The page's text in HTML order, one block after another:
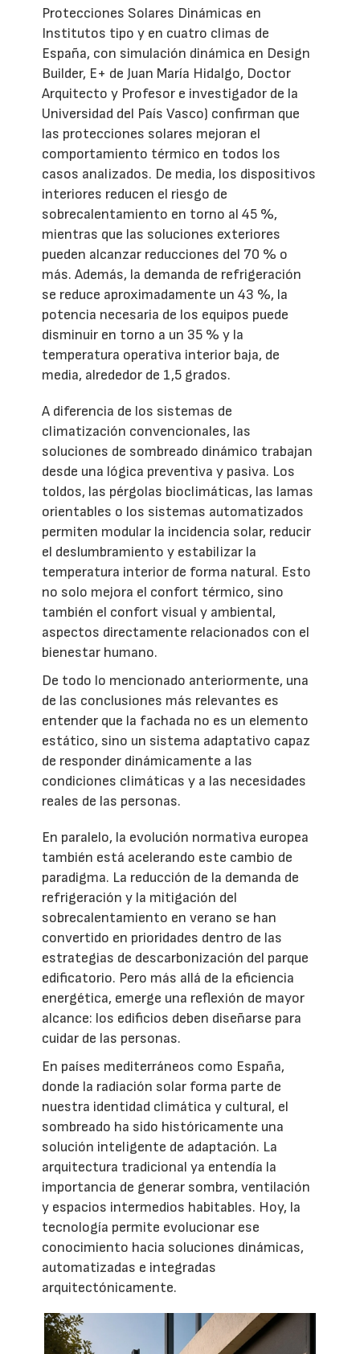
Protecciones Solares Dinámicas en
Institutos tipo y en cuatro climas de
España, con simulación dinámica en Design
Builder, E+ de Juan María Hidalgo, Doctor
Arquitecto y Profesor e investigador de la
Universidad del País Vasco) confirman que
las protecciones solares mejoran el
comportamiento térmico en todos los
casos analizados. De media, los dispositivos
interiores reducen el riesgo de
sobrecalentamiento en torno al 45 %,
mientras que las soluciones exteriores
pueden alcanzar reducciones del 70 % o
más. Además, la demanda de refrigeración
se reduce aproximadamente un 43 %, la
potencia necesaria de los equipos puede
disminuir en torno a un 35 % y la
temperatura operativa interior baja, de
media, alrededor de 1,5 grados.
A diferencia de los sistemas de
climatización convencionales, las
soluciones de sombreado dinámico trabajan
desde una lógica preventiva y pasiva. Los
toldos, las pérgolas bioclimáticas, las lamas
orientables o los sistemas automatizados
permiten modular la incidencia solar, reducir
el deslumbramiento y estabilizar la
temperatura interior de forma natural. Esto
no solo mejora el confort térmico, sino
también el confort visual y ambiental,
aspectos directamente relacionados con el
bienestar humano.
De todo lo mencionado anteriormente, una
de las conclusiones más relevantes es
entender que la fachada no es un elemento
estático, sino un sistema adaptativo capaz
de responder dinámicamente a las
condiciones climáticas y a las necesidades
reales de las personas.
En paralelo, la evolución normativa europea
también está acelerando este cambio de
paradigma. La reducción de la demanda de
refrigeración y la mitigación del
sobrecalentamiento en verano se han
convertido en prioridades dentro de las
estrategias de descarbonización del parque
edificatorio. Pero más allá de la eficiencia
energética, emerge una reflexión de mayor
alcance: los edificios deben diseñarse para
cuidar de las personas.
En países mediterráneos como España,
donde la radiación solar forma parte de
nuestra identidad climática y cultural, el
sombreado ha sido históricamente una
solución inteligente de adaptación. La
arquitectura tradicional ya entendía la
importancia de generar sombra, ventilación
y espacios intermedios habitables. Hoy, la
tecnología permite evolucionar ese
conocimiento hacia soluciones dinámicas,
automatizadas e integradas
arquitectónicamente.